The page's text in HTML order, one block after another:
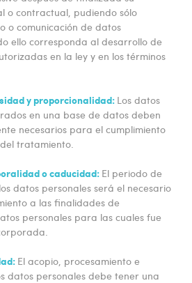
o contractual, pudiendo sólo
o comunicación de datos
ello corresponda al desarrollo de
en la ley y en los términos
y proporcionalidad: Los datos
en una base de datos deben
necesarios para el cumplimiento
tratamiento.
o caducidad: El periodo de
datos personales será el necesario
a las finalidades de
personales para las cuales fue
El acopio, procesamiento e
datos personales debe tener una